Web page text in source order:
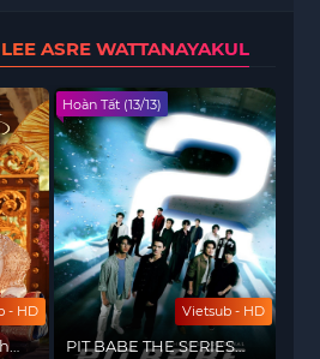
ASRE WATTANAYAKUL
- HD Vietsub - HD
Hoàn Tất (13/13)
PIT BABE THE SERIES